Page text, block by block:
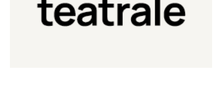
Laboratorio Teatrale
Laboratorio di teatro del Teatro Eduardo de Filippo